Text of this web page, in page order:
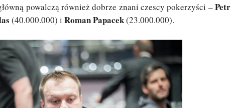
powalczą również dobrze znani czescy pokerzyści –Petr
(40.000.000) i Roman Papacek(23.000.000).